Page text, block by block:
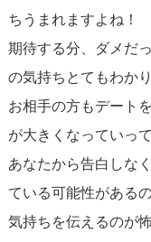
ちうまれますよね！
期待する分、ダメだ
の気持ちとてもわかり
お相手の方もデート
が大きくなっていっ
あなたから告白しな
ている可能性がある
気持ちを伝えるのが